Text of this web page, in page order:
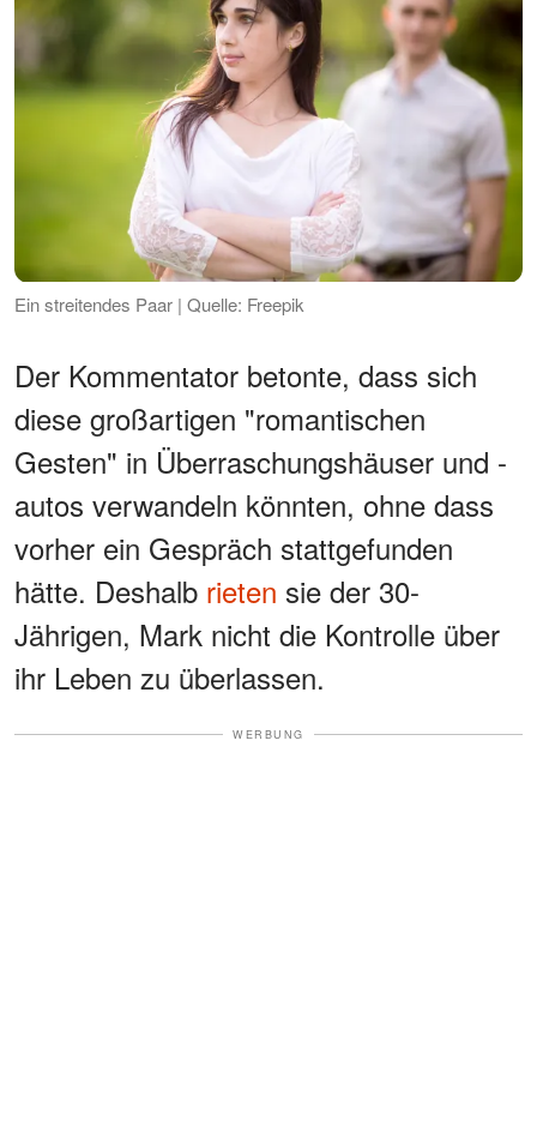
Ein streitendes Paar | Quelle: Freepik
Der Kommentator betonte, dass sich
diese großartigen "romantischen
Gesten" in Überraschungshäuser und -
autos verwandeln könnten, ohne dass
vorher ein Gespräch stattgefunden
hätte. Deshalb rieten sie der 30-
Jährigen, Mark nicht die Kontrolle über
ihr Leben zu überlassen.
WERBUNG